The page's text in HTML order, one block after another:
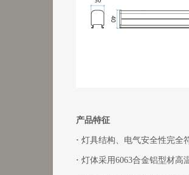
产品特征
· 灯具结构、电气安全性完全
· 灯体采用6063合金铝型材高